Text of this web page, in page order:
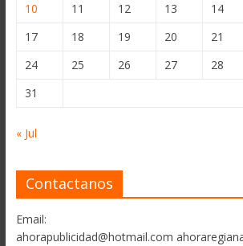
10
11 12 13 14
17
18 19 20 21
24
25 26 27 28
31
« Jul
Contactanos
Email:
ahorapublicidad@hotmail.com